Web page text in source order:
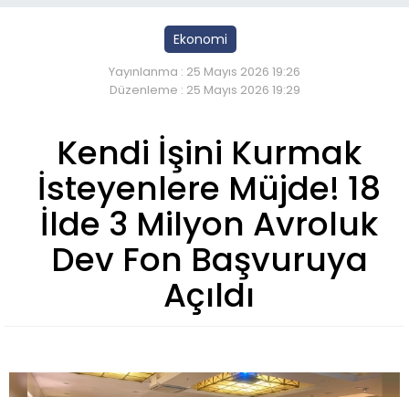
Ekonomi
Yayınlanma : 25 Mayıs 2026 19:26
Düzenleme : 25 Mayıs 2026 19:29
Kendi İşini Kurmak
İsteyenlere Müjde! 18
İlde 3 Milyon Avroluk
Dev Fon Başvuruya
Açıldı